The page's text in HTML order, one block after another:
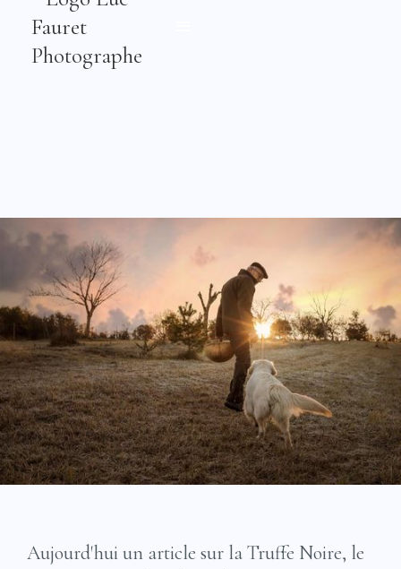
Aujourd'hui un article sur la Truffe Noire, le